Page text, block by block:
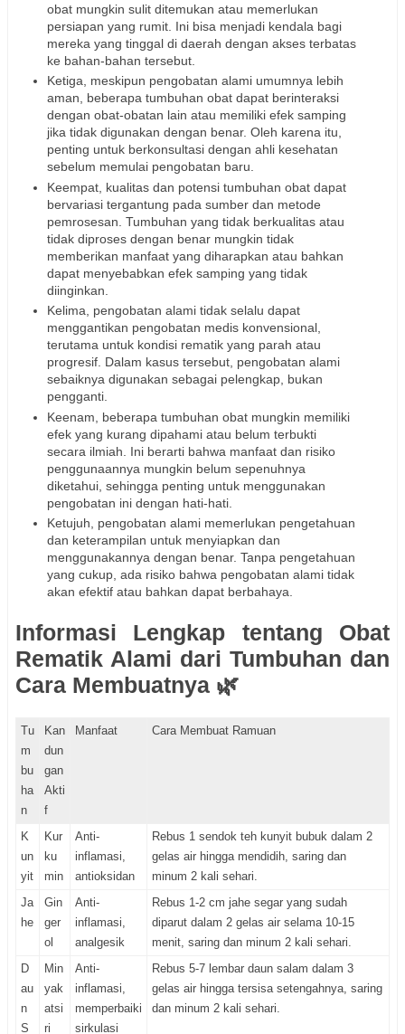
obat mungkin sulit ditemukan atau memerlukan
persiapan yang rumit. Ini bisa menjadi kendala bagi
mereka yang tinggal di daerah dengan akses terbatas
ke bahan-bahan tersebut.
Ketiga, meskipun pengobatan alami umumnya lebih
aman, beberapa tumbuhan obat dapat berinteraksi
dengan obat-obatan lain atau memiliki efek samping
jika tidak digunakan dengan benar. Oleh karena itu,
penting untuk berkonsultasi dengan ahli kesehatan
sebelum memulai pengobatan baru.
Keempat, kualitas dan potensi tumbuhan obat dapat
bervariasi tergantung pada sumber dan metode
pemrosesan. Tumbuhan yang tidak berkualitas atau
tidak diproses dengan benar mungkin tidak
memberikan manfaat yang diharapkan atau bahkan
dapat menyebabkan efek samping yang tidak
diinginkan.
Kelima, pengobatan alami tidak selalu dapat
menggantikan pengobatan medis konvensional,
terutama untuk kondisi rematik yang parah atau
progresif. Dalam kasus tersebut, pengobatan alami
sebaiknya digunakan sebagai pelengkap, bukan
pengganti.
Keenam, beberapa tumbuhan obat mungkin memiliki
efek yang kurang dipahami atau belum terbukti
secara ilmiah. Ini berarti bahwa manfaat dan risiko
penggunaannya mungkin belum sepenuhnya
diketahui, sehingga penting untuk menggunakan
pengobatan ini dengan hati-hati.
Ketujuh, pengobatan alami memerlukan pengetahuan
dan keterampilan untuk menyiapkan dan
menggunakannya dengan benar. Tanpa pengetahuan
yang cukup, ada risiko bahwa pengobatan alami tidak
akan efektif atau bahkan dapat berbahaya.
Informasi Lengkap tentang Obat
Rematik Alami dari Tumbuhan dan
Cara Membuatnya 🌿
Tu
m
bu
ha
n
Kan
dun
gan
Akti
f
Manfaat Cara Membuat Ramuan
K
un
yit
Kur
ku
min
Anti-
inflamasi,
antioksidan
Rebus 1 sendok teh kunyit bubuk dalam 2
gelas air hingga mendidih, saring dan
minum 2 kali sehari.
Ja
he
Gin
ger
ol
Anti-
inflamasi,
analgesik
Rebus 1-2 cm jahe segar yang sudah
diparut dalam 2 gelas air selama 10-15
menit, saring dan minum 2 kali sehari.
D
au
n
S
Min
yak
atsi
ri
Anti-
inflamasi,
memperbaiki
sirkulasi
Rebus 5-7 lembar daun salam dalam 3
gelas air hingga tersisa setengahnya, saring
dan minum 2 kali sehari.